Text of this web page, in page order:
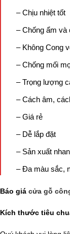
– Chịu nhiệt tốt
– Chống ẩm
– Không Cong
– Chống mối
– Trọng lượng
– Cách âm,
– Giá rẻ
– Dễ lắp đặt
– Sản xuất
– Đa màu sắc,
Báo giá cửa gỗ
Kích thước tiêu